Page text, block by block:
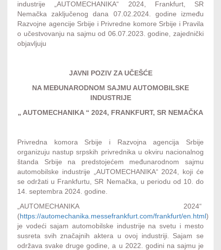
industrije „AUTOMECHANIKA“ 2024, Frankfurt, SR
Nemačka zaključenog dana 07.02.2024. godine između
Razvojne agencije Srbije i Privredne komore Srbije i Pravila
o učestvovanju na sajmu od 06.07.2023. godine, zajednički
objavljuju
JAVNI POZIV ZA UČEŠĆE
NA MEĐUNARODNOM SAJMU AUTOMOBILSKE
INDUSTRIJE
„ AUTOMECHANIKA “ 2024, FRANKFURT, SR NEMAČKA
Privredna komora Srbije i Razvojna agencija Srbije
organizuju nastup srpskih privrednika u okviru nacionalnog
štanda Srbije na predstojećem međunarodnom sajmu
automobilske industrije „AUTOMECHANIKA“ 2024, koji će
se održati u Frankfurtu, SR Nemačka, u periodu od 10. do
14. septembra 2024. godine.
„AUTOMECHANIKA 2024“
(https://automechanika.messefrankfurt.com/frankfurt/en.html)
je vodeći sajam automobilske industrije na svetu i mesto
susreta svih značajnih aktera u ovoj industriji. Sajam se
održava svake druge godine, a u 2022. godini na sajmu je